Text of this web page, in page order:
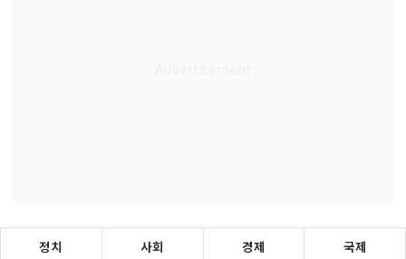
정치 사회 경제 국제